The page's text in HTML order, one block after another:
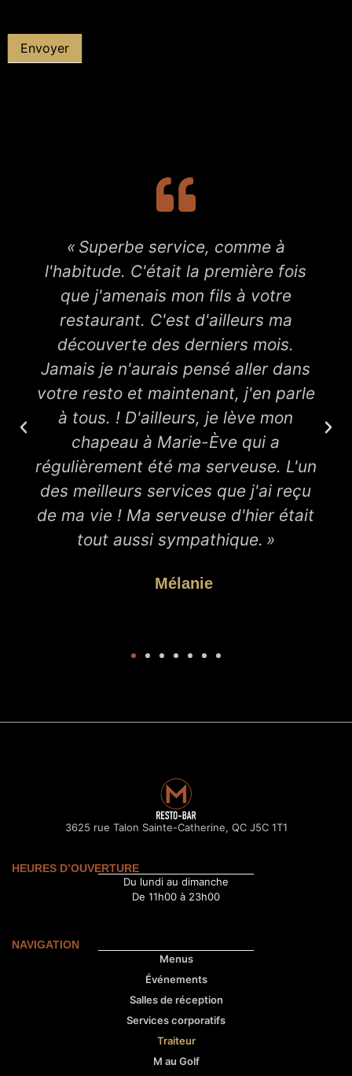
Envoyer
« Superbe service, comme à
l'habitude. C'était la première fois
que j'amenais mon fils à votre
restaurant. C'est d'ailleurs ma
découverte des derniers mois.
Jamais je n'aurais pensé aller dans
votre resto et maintenant, j'en parle
à tous. ! D'ailleurs, je lève mon
chapeau à Marie-Ève qui a
régulièrement été ma serveuse. L'un
des meilleurs services que j'ai reçu
de ma vie ! Ma serveuse d'hier était
tout aussi sympathique. »
Mélanie
3625 rue Talon Sainte-Catherine, QC J5C 1T1
HEURES D’OUVERTURE
Du lundi au dimanche
De 11h00 à 23h00
NAVIGATION
Menus
Événements
Salles de réception
Services corporatifs
Traiteur
M au Golf